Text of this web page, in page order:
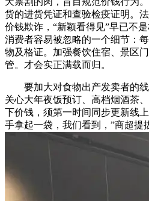
货的进货凭证和查验检疫证明。
价钱欺诈，“新颖看得见”早已不
消费者容易被忽略的一个细节：
物及格证。加强餐饮住宿、景区
管。才会实正满载而归。
要加大对食物出产发卖者的线
关心大年夜饭预订、高档烟酒茶
下价钱，须第一时间同步更新线
手拿起一袋，我们看到，”商超提